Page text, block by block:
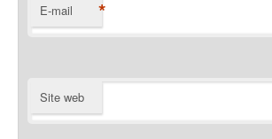
E-mail *
Site web